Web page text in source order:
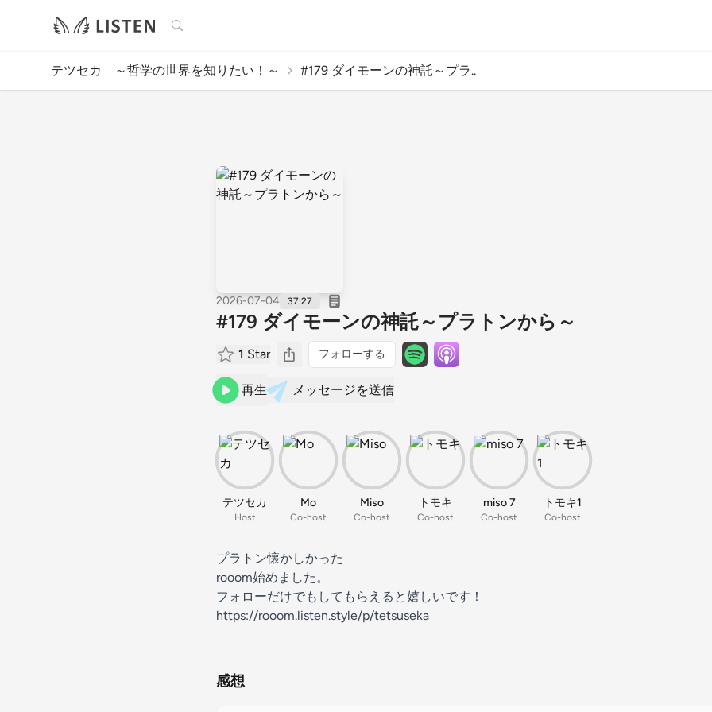
検索
テツセカ ～哲学の世界を知りたい！～ #179 ダイモーンの神託～プラ..
2026-07-04 37:27
#179 ダイモーンの神託～プラトンから～
1 Star フォローする
再生 メッセージを送信
テツセカ
Host
Mo
Co-host
Miso
Co-host
トモキ
Co-host
miso 7
Co-host
トモキ1
Co-host
プラトン懐かしかった
rooom始めました。
フォローだけでもしてもらえると嬉しいです！
⁠⁠⁠⁠⁠⁠⁠https://rooom.listen.style/p/tetsuseka
感想